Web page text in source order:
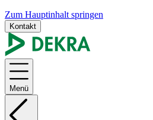
Zum Hauptinhalt springen
Kontakt
Menü